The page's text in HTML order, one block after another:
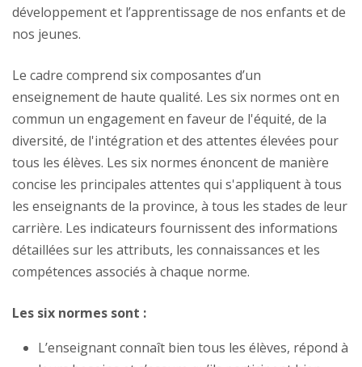
développement et l’apprentissage de nos enfants et de
nos jeunes.
Le cadre comprend six composantes d’un
enseignement de haute qualité. Les six normes ont en
commun un engagement en faveur de l'équité, de la
diversité, de l'intégration et des attentes élevées pour
tous les élèves. Les six normes énoncent de manière
concise les principales attentes qui s'appliquent à tous
les enseignants de la province, à tous les stades de leur
carrière. Les indicateurs fournissent des informations
détaillées sur les attributs, les connaissances et les
compétences associés à chaque norme.
Les six normes sont :
L’enseignant connaît bien tous les élèves, répond à